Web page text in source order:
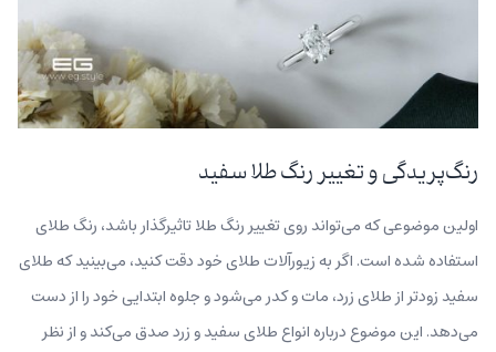
رنگ‌پریدگی و تغییر رنگ طلا سفید
اولین موضوعی که می‌تواند روی تغییر رنگ طلا تاثیرگذار باشد، رنگ طلای
استفاده شده‌ است. اگر به زیورآلات طلای خود دقت کنید، می‌بینید که طلای
سفید زودتر از طلای زرد، مات و کدر می‌شود و جلوه ابتدایی خود را از دست
می‌دهد. این موضوع درباره انواع طلای سفید و زرد صدق می‌کند و از نظر